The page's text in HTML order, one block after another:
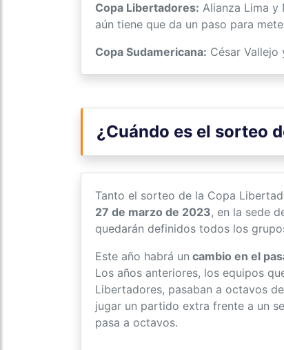
Copa Libertadores: Alianza Lima y
aún tiene que da un paso para
Copa Sudamericana: César
¿Cuándo es el sorteo
Tanto el sorteo de la Copa
27 de marzo de 2023, en la sede
quedarán definidos todos los
Este año habrá un cambio en el
Los años anteriores, los equipos
Libertadores, pasaban a octavos
jugar un partido extra frente a un
pasa a octavos.